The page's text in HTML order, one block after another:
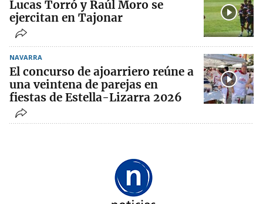
Lucas Torró y Raúl Moro se
ejercitan en Tajonar
NAVARRA
El concurso de ajoarriero reúne a
una veintena de parejas en
fiestas de Estella-Lizarra 2026